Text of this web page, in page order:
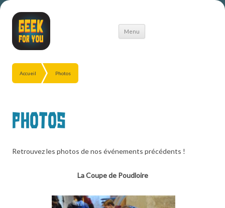
Menu
Aller
Accueil Photos
Photos
Retrouvez les photos de nos événements précédents !
La Coupe de Poudloire